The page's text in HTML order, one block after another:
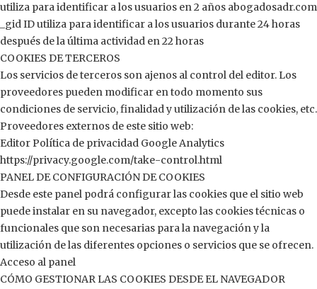
utiliza para identificar a los usuarios en 2 años abogadosadr.com
_gid ID utiliza para identificar a los usuarios durante 24 horas
después de la última actividad en 22 horas
COOKIES DE TERCEROS
Los servicios de terceros son ajenos al control del editor. Los
proveedores pueden modificar en todo momento sus
condiciones de servicio, finalidad y utilización de las cookies, etc.
Proveedores externos de este sitio web:
Editor Política de privacidad Google Analytics
https://privacy.google.com/take-control.html
PANEL DE CONFIGURACIÓN DE COOKIES
Desde este panel podrá configurar las cookies que el sitio web
puede instalar en su navegador, excepto las cookies técnicas o
funcionales que son necesarias para la navegación y la
utilización de las diferentes opciones o servicios que se ofrecen.
Acceso al panel
CÓMO GESTIONAR LAS COOKIES DESDE EL NAVEGADOR